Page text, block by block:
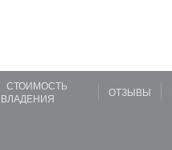
СТОИМОСТЬ
ВЛАДЕНИЯ
ОТЗЫВЫ